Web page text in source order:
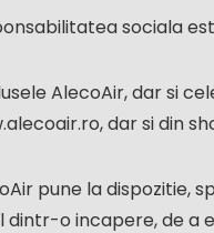
sociala
AlecoAir, dar si
dar si din
pune la dispozitie,
dintr-o incapere, de a